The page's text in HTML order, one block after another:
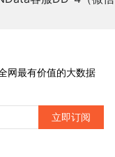
网最有价值的大数据
立即订阅